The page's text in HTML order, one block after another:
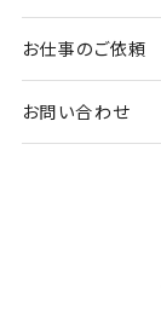
お仕事のご依頼
お問い合わせ